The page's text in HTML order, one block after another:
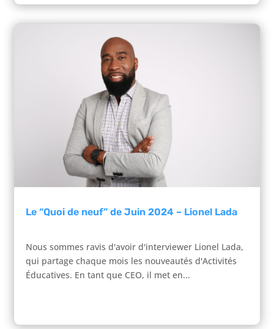
Le “Quoi de neuf” de Juin 2024 – Lionel Lada
Nous sommes ravis d'avoir d'interviewer Lionel Lada,
qui partage chaque mois les nouveautés d'Activités
Éducatives. En tant que CEO, il met en...